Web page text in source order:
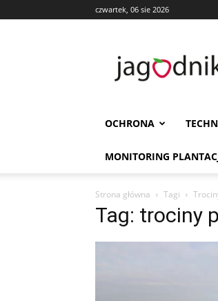
czwartek, 06 sie 2026
OCHRONA
MONITORING
Strona główna Tagi
Tag: trociny